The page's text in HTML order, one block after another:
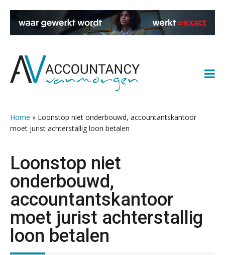
naar
naar
naar
naar
Home » Loonstop niet onderbouwd, accountantskantoor
moet jurist achterstallig loon betalen
Loonstop niet
onderbouwd,
accountantskantoor
moet jurist achterstallig
loon betalen